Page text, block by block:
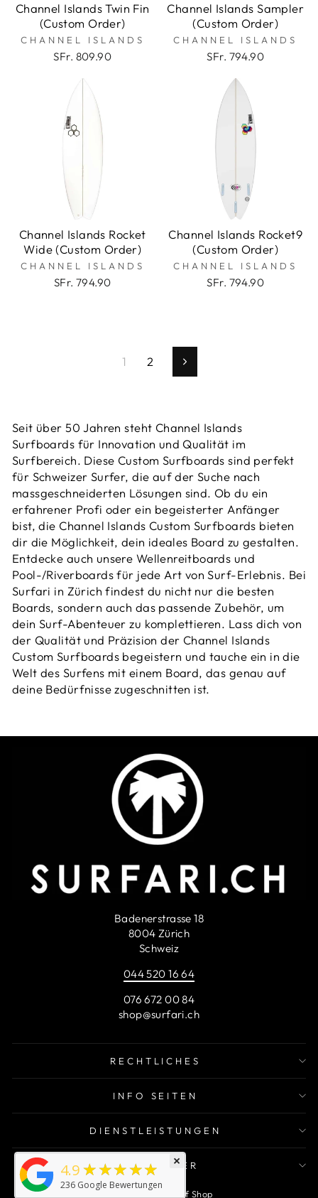
Channel Islands Twin Fin
(Custom Order)
CHANNEL ISLANDS
SFr. 809.90
Channel Islands Sampler
(Custom Order)
CHANNEL ISLANDS
SFr. 794.90
Channel Islands Rocket
Wide (Custom Order)
CHANNEL ISLANDS
SFr. 794.90
Channel Islands Rocket9
(Custom Order)
CHANNEL ISLANDS
SFr. 794.90
1 2 Vorwärts
Seit über 50 Jahren steht Channel Islands
Surfboards für Innovation und Qualität im
Surfbereich. Diese Custom Surfboards sind perfekt
für Schweizer Surfer, die auf der Suche nach
massgeschneiderten Lösungen sind. Ob du ein
erfahrener Profi oder ein begeisterter Anfänger
bist, die Channel Islands Custom Surfboards bieten
dir die Möglichkeit, dein ideales Board zu gestalten.
Entdecke auch unsere Wellenreitboards und
Pool-/Riverboardsfür jede Art von Surf-Erlebnis. Bei
Surfari in Zürich findest du nicht nur die besten
Boards, sondern auch das passende Zubehör, um
dein Surf-Abenteuer zu komplettieren. Lass dich von
der Qualität und Präzision der Channel Islands
Custom Surfboards begeistern und tauche ein in die
Welt des Surfens mit einem Board, das genau auf
deine Bedürfnisse zugeschnitten ist.
Badenerstrasse 18
8004 Zürich
Schweiz
044 520 16 64
076 672 00 84
shop@surfari.ch
RECHTLICHES
INFO SEITEN
DIENSTLEISTUNGEN
NEWSLETTER
© 2026 Surfari Surf Shop
4.9★★★★★
236 Google Bewertungen
×